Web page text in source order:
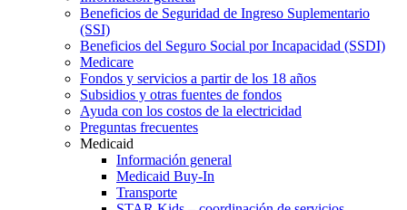
Beneficios de Seguridad de Ingreso Suplementario
(SSI)
Beneficios del Seguro Social por Incapacidad (SSDI)
Medicare
Fondos y servicios a partir de los 18 años
Subsidios y otras fuentes de fondos
Ayuda con los costos de la electricidad
Preguntas frecuentes
Medicaid
Información general
Medicaid Buy-In
Transporte